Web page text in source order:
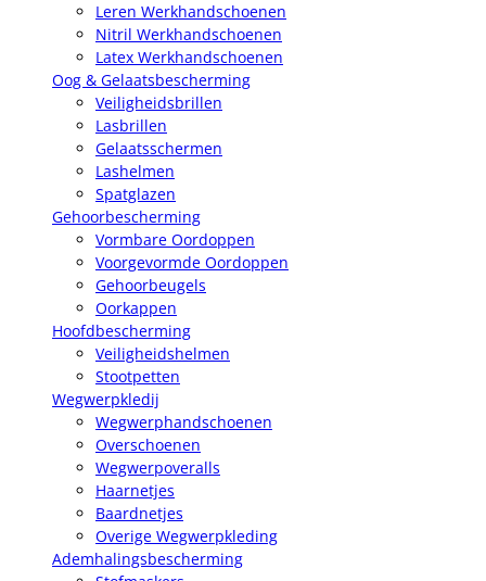
Leren Werkhandschoenen
Nitril Werkhandschoenen
Latex Werkhandschoenen
Oog & Gelaatsbescherming
Veiligheidsbrillen
Lasbrillen
Gelaatsschermen
Lashelmen
Spatglazen
Gehoorbescherming
Vormbare Oordoppen
Voorgevormde Oordoppen
Gehoorbeugels
Oorkappen
Hoofdbescherming
Veiligheidshelmen
Stootpetten
Wegwerpkledij
Wegwerphandschoenen
Overschoenen
Wegwerpoveralls
Haarnetjes
Baardnetjes
Overige Wegwerpkleding
Ademhalingsbescherming